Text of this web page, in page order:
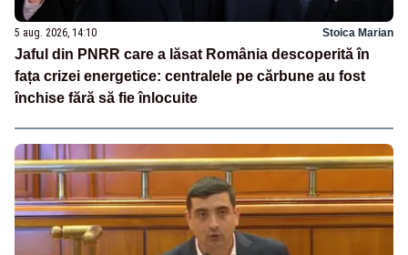
5 aug. 2026, 14:10 Stoica Marian
Jaful din PNRR care a lăsat România descoperită în
fața crizei energetice: centralele pe cărbune au fost
închise fără să fie înlocuite